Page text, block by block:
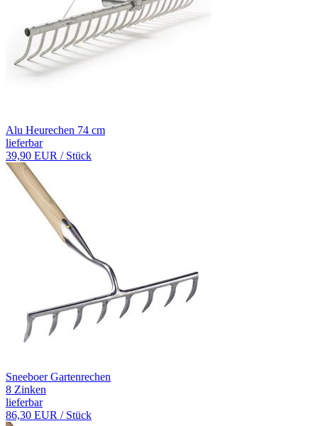
Alu Heurechen 74 cm
lieferbar
39,90 EUR / Stück
Sneeboer Gartenrechen
8 Zinken
lieferbar
86,30 EUR / Stück